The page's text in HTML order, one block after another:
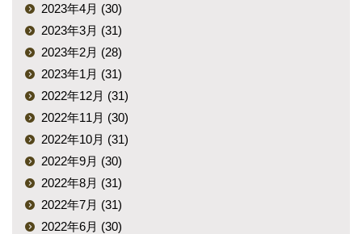
2023年4月 (30)
2023年3月 (31)
2023年2月 (28)
2023年1月 (31)
2022年12月 (31)
2022年11月 (30)
2022年10月 (31)
2022年9月 (30)
2022年8月 (31)
2022年7月 (31)
2022年6月 (30)